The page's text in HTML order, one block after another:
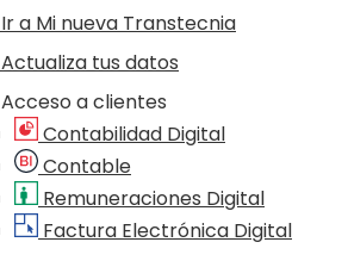
Ir a Mi nueva Transtecnia
Actualiza tus datos
Acceso a clientes
Contabilidad Digital
Contable
Remuneraciones Digital
Factura Electrónica Digital